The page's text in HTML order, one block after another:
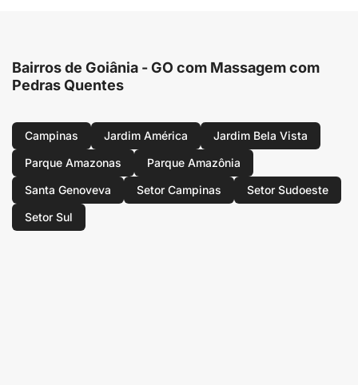
Bairros de Goiânia - GO com Massagem com
Pedras Quentes
Campinas Jardim América
Jardim Bela Vista
Parque Amazonas
Parque Amazônia
Santa Genoveva
Setor Campinas
Setor Sudoeste
Setor Sul